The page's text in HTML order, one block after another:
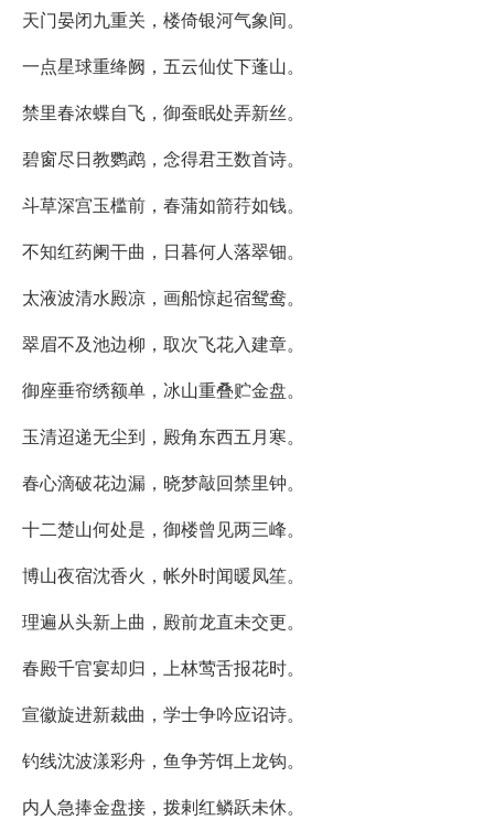
天门晏闭九重关，楼倚银河气象间。
一点星球重绛阙，五云仙仗下蓬山。
禁里春浓蝶自飞，御蚕眠处弄新丝。
碧窗尽日教鹦鹉，念得君王数首诗。
斗草深宫玉槛前，春蒲如箭荇如钱。
不知红药阑干曲，日暮何人落翠钿。
太液波清水殿凉，画船惊起宿鸳鸯。
翠眉不及池边柳，取次飞花入建章。
御座垂帘绣额单，冰山重叠贮金盘。
玉清迢递无尘到，殿角东西五月寒。
春心滴破花边漏，晓梦敲回禁里钟。
十二楚山何处是，御楼曾见两三峰。
博山夜宿沈香火，帐外时闻暖凤笙。
理遍从头新上曲，殿前龙直未交更。
春殿千官宴却归，上林莺舌报花时。
宣徽旋进新裁曲，学士争吟应诏诗。
钓线沈波漾彩舟，鱼争芳饵上龙钩。
内人急捧金盘接，拨剌红鳞跃未休。